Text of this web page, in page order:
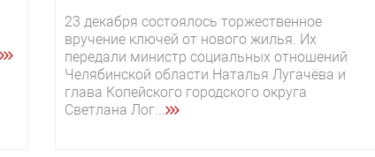
23 декабря состоялось торжественное
вручение ключей от нового жилья. Их
передали министр социальных отношений
Челябинской области Наталья Лугачёва и
глава Копейского городского округа
Светлана Лог...